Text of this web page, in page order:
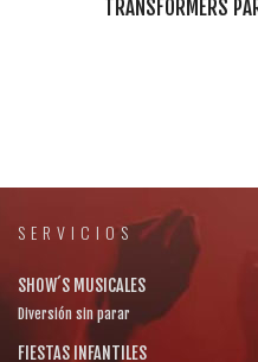
TRANSFORMERS
SERVICIOS
SHOW´S MUSICALES
Diversión sin parar
FIESTAS INFANTILES